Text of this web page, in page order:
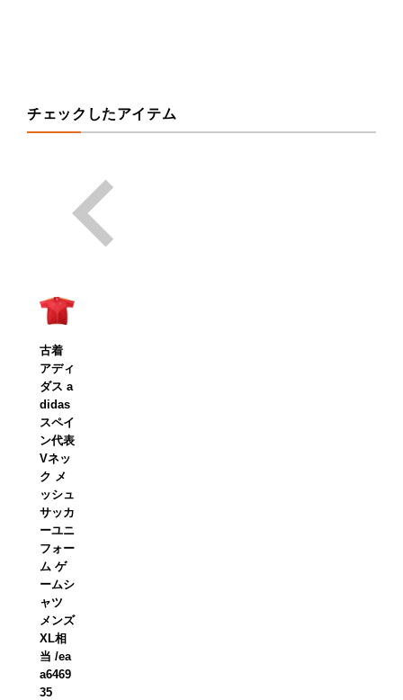
チェックしたアイテム
古着
アディ
ダス a
didas
スペイ
ン代表
Vネッ
ク メ
ッシュ
サッカ
ーユニ
フォー
ム ゲ
ームシ
ャツ
メンズ
XL相
当 /ea
a6469
35